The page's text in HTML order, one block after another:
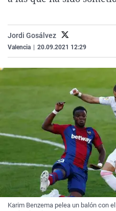
Jordi Gosálvez
Valencia 20.09.2021 12:29
Karim Benzema pelea un balón con